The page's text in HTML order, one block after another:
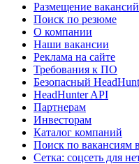
Размещение вакансий
Поиск по резюме
О компании
Наши вакансии
Реклама на сайте
Требования к ПО
Безопасный
HeadHunter API
Партнерам
Инвесторам
Каталог компаний
Поиск по вакансиям
Сетка: соцсеть для